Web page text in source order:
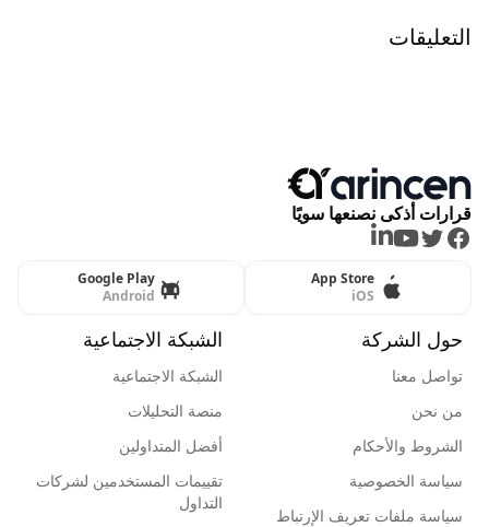
التعليقات
قرارات أذكى نصنعها سويًا
Facebook
Twitter
Youtube
LinkedIn
App Store
iOS
Google Play
Android
حول الشركة
تواصل معنا
من نحن
الشروط والأحكام
سياسة الخصوصية
سياسة ملفات تعريف الإرتباط
الشبكة الاجتماعية
الشبكة الاجتماعية
منصة التحليلات
أفضل المتداولين
تقييمات المستخدمين لشركات
التداول